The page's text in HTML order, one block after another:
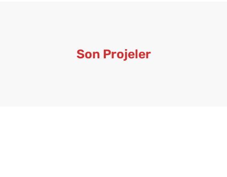
Son Projeler